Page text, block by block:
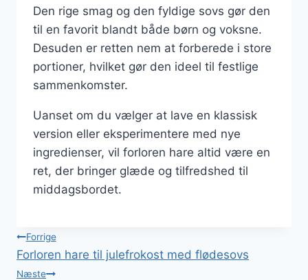
Den rige smag og den fyldige sovs gør den
til en favorit blandt både børn og voksne.
Desuden er retten nem at forberede i store
portioner, hvilket gør den ideel til festlige
sammenkomster.
Uanset om du vælger at lave en klassisk
version eller eksperimentere med nye
ingredienser, vil forloren hare altid være en
ret, der bringer glæde og tilfredshed til
middagsbordet.
Indlægsnavigation
Forrige
Forloren hare til julefrokost med flødesovs
Næste